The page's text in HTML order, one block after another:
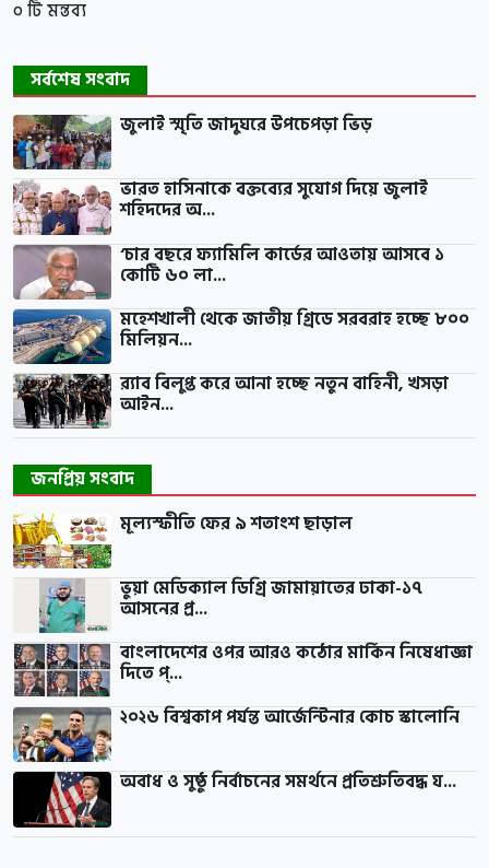
০ টি মন্তব্য
সর্বশেষ সংবাদ
জুলাই স্মৃতি জাদুঘরে উপচেপড়া ভিড়
ভারত হাসিনাকে বক্তব্যের সুযোগ দিয়ে জুলাই
শহিদদের অ...
‘চার বছরে ফ্যামিলি কার্ডের আওতায় আসবে ১
কোটি ৬০ লা...
মহেশখালী থেকে জাতীয় গ্রিডে সরবরাহ হচ্ছে ৮০০
মিলিয়ন...
র‍্যাব বিলুপ্ত করে আনা হচ্ছে নতুন বাহিনী, খসড়া
আইন...
জনপ্রিয় সংবাদ
মূল্যস্ফীতি ফের ৯ শতাংশ ছাড়াল
ভুয়া মেডিক্যাল ডিগ্রি জামায়াতের ঢাকা-১৭
আসনের প্র...
বাংলাদেশের ওপর আরও কঠোর মার্কিন নিষেধাজ্ঞা
দিতে প্...
২০২৬ বিশ্বকাপ পর্যন্ত আর্জেন্টিনার কোচ স্কালোনি
অবাধ ও সুষ্ঠু নির্বাচনের সমর্থনে প্রতিশ্রুতিবদ্ধ য...